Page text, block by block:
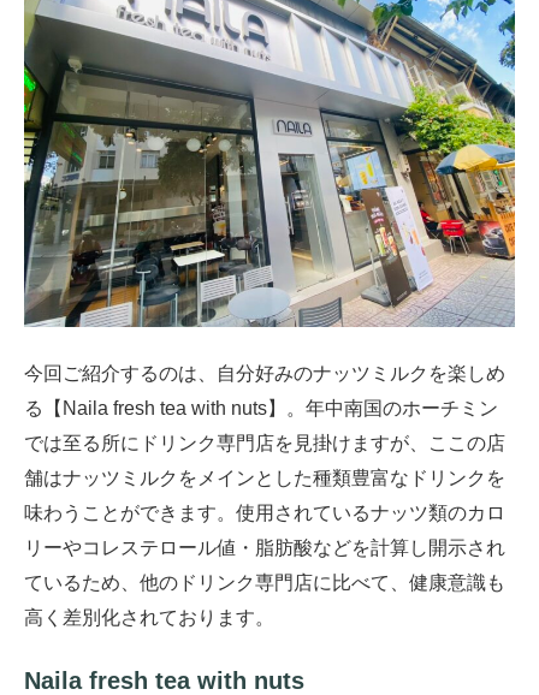
今回ご紹介するのは、自分好みのナッツミルクを楽しめ
る【Naila fresh tea with nuts】。年中南国のホーチミン
では至る所にドリンク専門店を見掛けますが、ここの店
舗はナッツミルクをメインとした種類豊富なドリンクを
味わうことができます。使用されているナッツ類のカロ
リーやコレステロール値・脂肪酸などを計算し開示され
ているため、他のドリンク専門店に比べて、健康意識も
高く差別化されております。
Naila fresh tea with nuts